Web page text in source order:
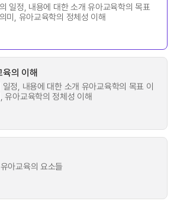
일정, 내용에 대한 소개 유아교육학의 목표
미, 유아교육학의 정체성 이해
의 이해
정, 내용에 대한 소개 유아교육학의 목표 이
유아교육학의 정체성 이해
아교육의 요소들